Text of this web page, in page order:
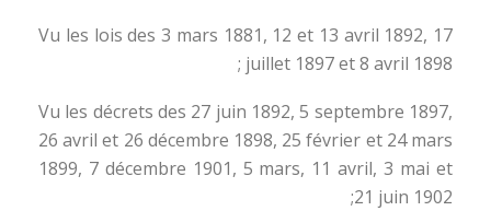
Vu les lois des 3 mars 1881, 12 et 13 avril 1892, 17
juillet 1897 et 8 avril 1898 ;
Vu les décrets des 27 juin 1892, 5 septembre 1897,
26 avril et 26 décembre 1898, 25 février et 24 mars
1899, 7 décembre 1901, 5 mars, 11 avril, 3 mai et
21 juin 1902;